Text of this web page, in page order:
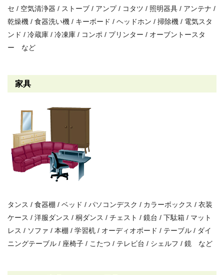
セ / 空気清浄器 / ストーブ / アンプ / コタツ / 照明器具 / アンテナ /
乾燥機 / 食器洗い機 / キーボード / ヘッドホン / 掃除機 / 電気スタ
ンド / 冷蔵庫 / 冷凍庫 / コンポ / プリンター / オーブントースタ
ー など
家具
タンス / 食器棚 / ベッド / パソコンデスク / カラーボックス / 衣装
ケース / 洋服ダンス / 桐ダンス / チェスト / 鏡台 / 下駄箱 / マット
レス / ソファ / 本棚 / 学習机 / オーディオボード / テーブル / ダイ
ニングテーブル / 座椅子 / こたつ / テレビ台 / シェルフ / 鏡 など